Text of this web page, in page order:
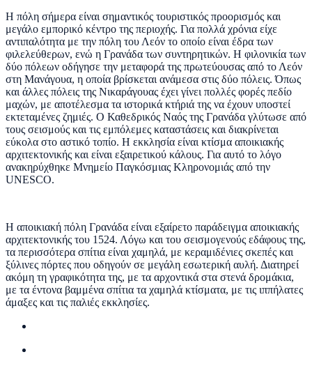
Η πόλη σήμερα είναι σημαντικός τουριστικός προορισμός και
μεγάλο εμπορικό κέντρο της περιοχής. Για πολλά χρόνια είχε
αντιπαλότητα με την πόλη του Λεόν το οποίο είναι έδρα των
φιλελεύθερων, ενώ η Γρανάδα των συντηρητικών. Η φιλονικία των
δύο πόλεων οδήγησε την μεταφορά της πρωτεύουσας από το Λεόν
στη Μανάγουα, η οποία βρίσκεται ανάμεσα στις δύο πόλεις. Όπως
και άλλες πόλεις της Νικαράγουας έχει γίνει πολλές φορές πεδίο
μαχών, με αποτέλεσμα τα ιστορικά κτήριά της να έχουν υποστεί
εκτεταμένες ζημιές. Ο Καθεδρικός Ναός της Γρανάδα γλύτωσε από
τους σεισμούς και τις εμπόλεμες καταστάσεις και διακρίνεται
εύκολα στο αστικό τοπίο. Η εκκλησία είναι κτίσμα αποικιακής
αρχιτεκτονικής και είναι εξαιρετικού κάλους. Για αυτό το λόγο
ανακηρύχθηκε Μνημείο Παγκόσμιας Κληρονομιάς από την
UNESCO.
Η αποικιακή πόλη Γρανάδα είναι εξαίρετο παράδειγμα αποικιακής
αρχιτεκτονικής του 1524. Λόγω και του σεισμογενούς εδάφους της,
τα περισσότερα σπίτια είναι χαμηλά, με κεραμιδένιες σκεπές και
ξύλινες πόρτες που οδηγούν σε μεγάλη εσωτερική αυλή. Διατηρεί
ακόμη τη γραφικότητα της, με τα αρχοντικά στα στενά δρομάκια,
με τα έντονα βαμμένα σπίτια τα χαμηλά κτίσματα, με τις ιππήλατες
άμαξες και τις παλιές εκκλησίες.